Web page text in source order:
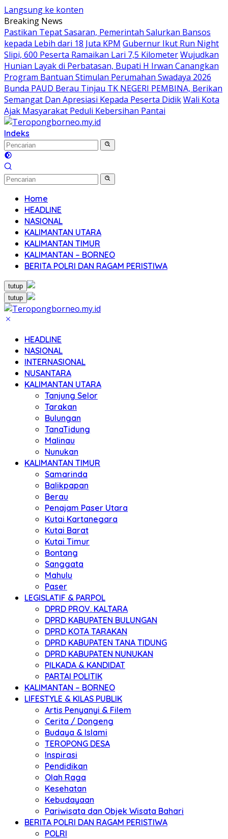
Langsung ke konten
Breaking News
Pastikan Tepat Sasaran, Pemerintah Salurkan Bansos
kepada Lebih dari 18 Juta KPM Gubernur Ikut Run Night
Slipi, 600 Peserta Ramaikan Lari 7,5 KilometerWujudkan
Hunian Layak di Perbatasan, Bupati H Irwan Canangkan
Program Bantuan Stimulan Perumahan Swadaya 2026
Bunda PAUD Berau Tinjau TK NEGERI PEMBINA, Berikan
Semangat Dan Apresiasi Kepada Peserta DidikWali Kota
Ajak Masyarakat Peduli Kebersihan Pantai
Indeks
Home
HEADLINE
NASIONAL
KALIMANTAN UTARA
KALIMANTAN TIMUR
KALIMANTAN – BORNEO
BERITA POLRI DAN RAGAM PERISTIWA
tutup
tutup
HEADLINE
NASIONAL
INTERNASIONAL
NUSANTARA
KALIMANTAN UTARA
Tanjung Selor
Tarakan
Bulungan
TanaTidung
Malinau
Nunukan
KALIMANTAN TIMUR
Samarinda
Balikpapan
Berau
Penajam Paser Utara
Kutai Kartanegara
Kutai Barat
Kutai Timur
Bontang
Sanggata
Mahulu
Paser
LEGISLATIF & PARPOL
DPRD PROV. KALTARA
DPRD KABUPATEN BULUNGAN
DPRD KOTA TARAKAN
DPRD KABUPATEN TANA TIDUNG
DPRD KABUPATEN NUNUKAN
PILKADA & KANDIDAT
PARTAI POLITIK
KALIMANTAN – BORNEO
LIFESTYLE & KILAS PUBLIK
Artis Penyanyi & Filem
Cerita / Dongeng
Budaya & Islami
TEROPONG DESA
Inspirasi
Pendidikan
Olah Raga
Kesehatan
Kebudayaan
Pariwisata dan Objek Wisata Bahari
BERITA POLRI DAN RAGAM PERISTIWA
POLRI